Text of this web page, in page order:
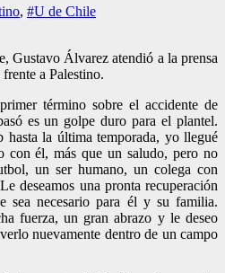
, #U de Chile
Gustavo Álvarez atendió a la prensa
a Palestino.
término sobre el accidente de
es un golpe duro para el plantel.
la última temporada, yo llegué
con él, más que un saludo, pero no
un ser humano, un colega con
deseamos una pronta recuperación
sea necesario para él y su familia.
fuerza, un gran abrazo y le deseo
nuevamente dentro de un campo